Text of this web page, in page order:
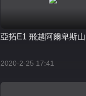
亞拓E1 飛越阿爾卑斯山
2020-2-25 17:41